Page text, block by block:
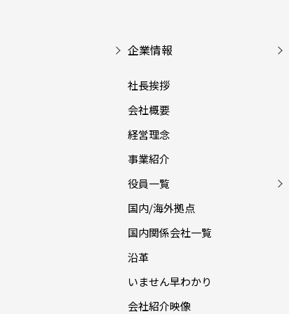
企業情報
社長挨拶
会社概要
経営理念
事業紹介
役員一覧
国内/海外拠点
国内関係会社一覧
沿革
いません早わかり
会社紹介映像